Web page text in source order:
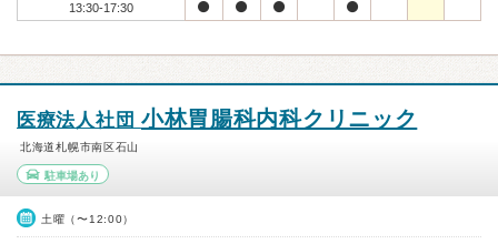
13:30-17:30
医療法人社団 小林胃腸科内科クリニック
北海道札幌市南区石山
駐車場あり
土曜（〜12:00）